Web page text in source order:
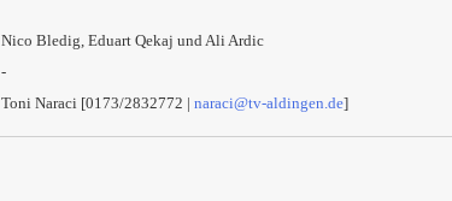
Nico Bledig, Eduart Qekaj und Ali Ardic
-
Toni Naraci [0173/2832772 | naraci@tv-aldingen.de]